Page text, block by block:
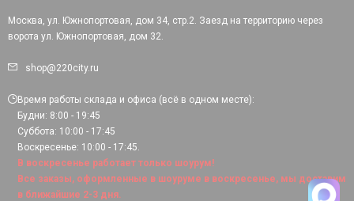
Москва, ул. Южнопортовая, дом 34, стр.2. Заезд на территорию через
ворота ул. Южнопортовая, дом 32.
shop@220city.ru
Время работы склада и офиса (всё в одном месте):
Будни: 8:00 - 19:45
Суббота: 10:00 - 17:45
Воскресенье: 10:00 - 17:45.
В воскресенье работает только шоурум!
Все заказы, оформленные в шоуруме в воскресенье, мы доставим
в ближайшие 2-3 дня.